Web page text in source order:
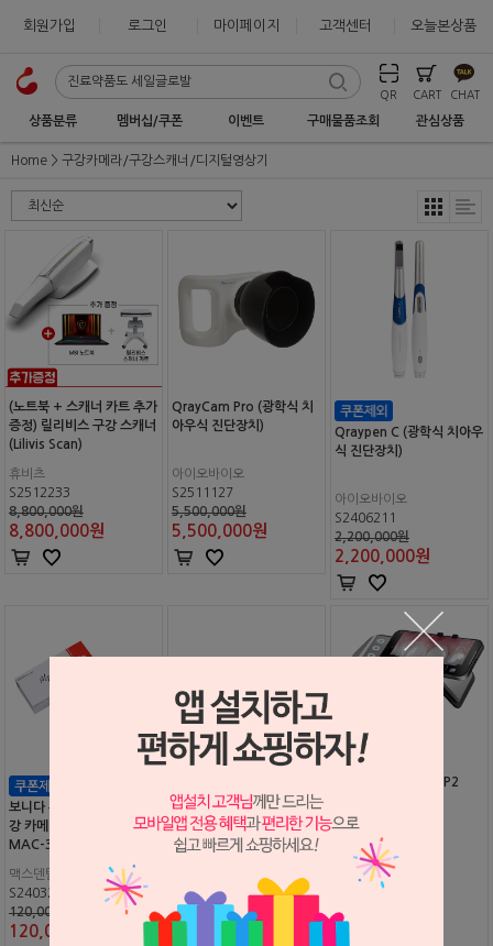
회원가입 로그인 마이페이지 고객센터 오늘본상품
QR CART CHAT
상품분류 멤버십/쿠폰 이벤트 구매물품조회 관심상품
Home 구강카메라/구강스캐너/디지털영상기
(노트북 + 스캐너 카트 추가
증정) 릴리비스 구강 스캐너
(Lilivis Scan)
휴비츠
S2512233
8,800,000원
8,800,000원
QrayCam Pro (광학식 치
아우식 진단장치)
아이오바이오
S2511127
5,500,000원
5,500,000원
Qraypen C (광학식 치아우
식 진단장치)
아이오바이오
S2406211
2,200,000원
2,200,000원
보니다 듀얼 HD 고화질 구
강 카메라 전용 비닐커버 #
MAC-3008 (300매 x 5박
맥스덴탈
S2403294
120,000원
120,000
레이트 (CS 7200 겸용)
Carestream Dental
400,000원
400,000원
스마일 라이트 #MDP2
SmileLine
S2310025
1,018,000원